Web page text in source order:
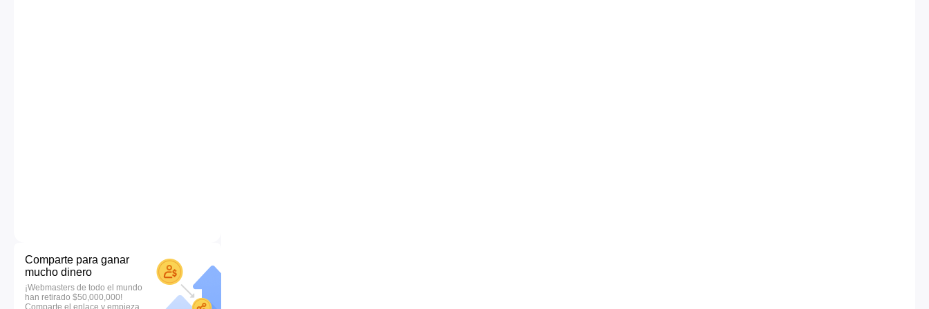
Comparte para ganar
mucho dinero
¡Webmasters de todo el mundo
han retirado $50,000,000!
Comparte el enlace y empieza